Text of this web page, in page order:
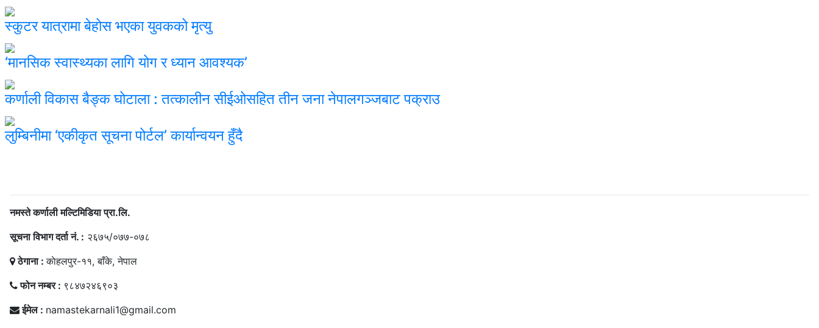
स्कुटर यात्रामा बेहोस भएका युवकको मृत्यु
‘मानसिक स्वास्थ्यका लागि योग र ध्यान आवश्यक’
कर्णाली विकास बैङ्क घोटाला : तत्कालीन सीईओसहित तीन जना नेपालगञ्जबाट पक्राउ
लुम्बिनीमा ‘एकीकृत सूचना पोर्टल’ कार्यान्वयन हुँदै
नमस्ते कर्णाली मल्टिमिडिया प्रा.लि.
सूचना विभाग दर्ता नं. : २६७५/०७७-०७८
ठेगाना :काेहलपुर-११, बाँके, नेपाल
फोन नम्बर : ९८४७२४६९०३
ईमेल : namastekarnali1@gmail.com